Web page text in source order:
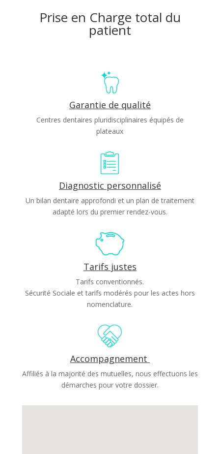
Prise en Charge total du
patient
Garantie de qualité
Centres dentaires pluridisciplinaires équipés de
plateaux
Diagnostic personnalisé
Un bilan dentaire approfondi et un plan de traitement
adapté lors du premier rendez-vous.
Tarifs justes
Tarifs conventionnés.
Sécurité Sociale et tarifs modérés pour les actes hors
nomenclature.
Accompagnement
Affiliés à la majorité des mutuelles, nous effectuons les
démarches pour votre dossier.